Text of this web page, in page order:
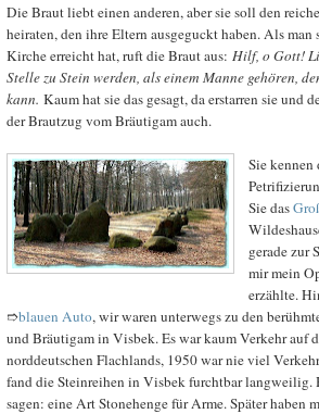
Die Braut liebt einen anderen, aber sie soll den
heiraten, den ihre Eltern ausgeguckt haben. Als man
Kirche erreicht hat, ruft die Braut aus: Hilf, o Gott!
Stelle zu Stein werden, als einem Manne gehören,
kann. Kaum hat sie das gesagt, da erstarren sie und
der Brautzug vom Bräutigam auch.
Sie kennen
Sie das
gerade zur
mir mein
erzählte.
➱blauen Auto, wir waren unterwegs zu den
und Bräutigam in Visbek. Es war kaum Verkehr auf
norddeutschen Flachlands, 1950 war nie viel
fand die Steinreihen in Visbek furchtbar langweilig.
sagen: eine Art Stonehenge für Arme. Später haben